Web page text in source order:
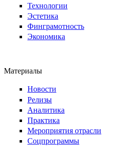
Технологии
Эстетика
Финграмотность
Экономика
Материалы
Новости
Релизы
Аналитика
Практика
Мероприятия отрасли
Соцпрограммы